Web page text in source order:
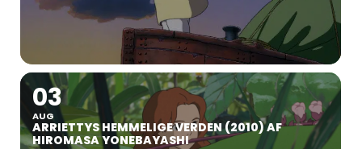
03
AUG
ARRIETTYS HEMMELIGE VERDEN (2010) AF
HIROMASA YONEBAYASHI